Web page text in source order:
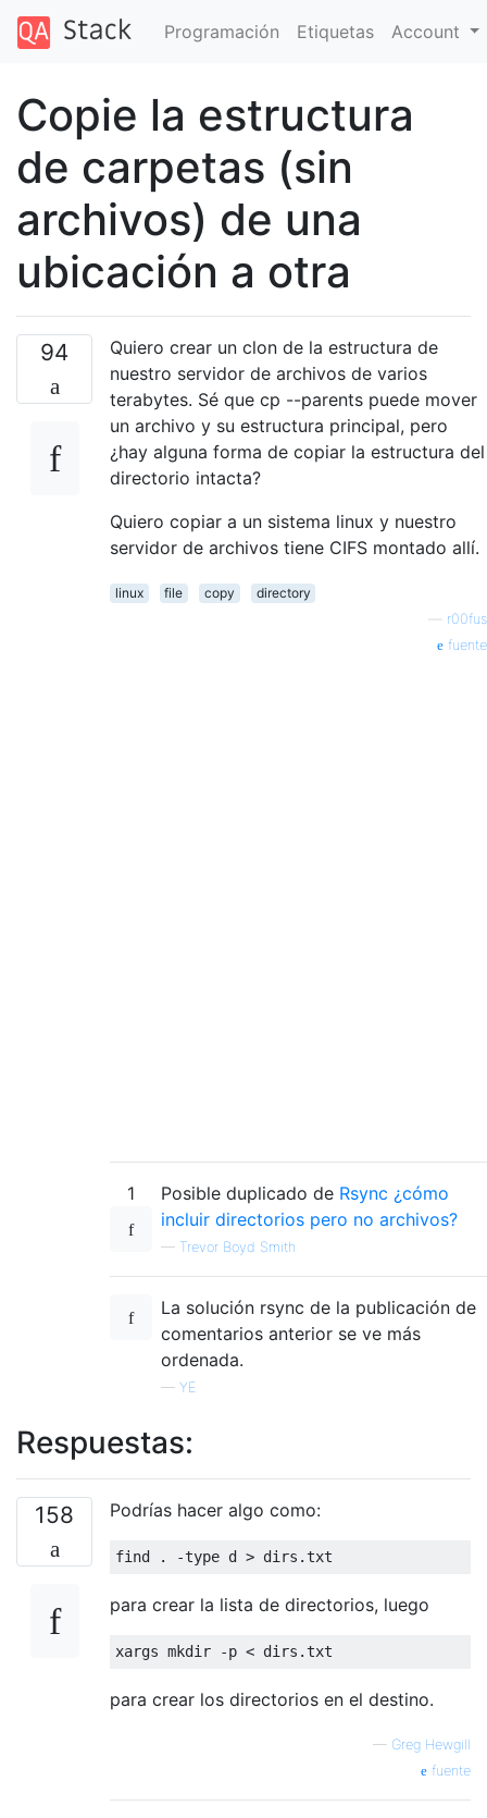
Programación Etiquetas Account
Copie la estructura
de carpetas (sin
archivos) de una
ubicación a otra
94
Quiero crear un clon de la estructura de
nuestro servidor de archivos de varios
terabytes. Sé que cp --parents puede mover
un archivo y su estructura principal, pero
¿hay alguna forma de copiar la estructura del
directorio intacta?
Quiero copiar a un sistema linux y nuestro
servidor de archivos tiene CIFS montado allí.
linux file copy
directory
r00fus
fuente
1 Posible duplicado de Rsync ¿cómo
incluir directorios pero no archivos?
— Trevor Boyd Smith
La solución rsync de la publicación de
comentarios anterior se ve más
ordenada.
— YE
Respuestas:
158 Podrías hacer algo como:
para crear la lista de directorios, luego
para crear los directorios en el destino.
— Greg Hewgill
fuente